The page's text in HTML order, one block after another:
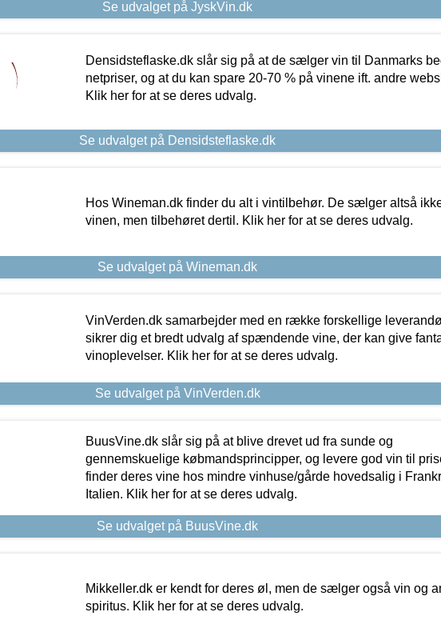
Se udvalget på JyskVin.dk
Densidsteflaske.dk slår sig på at de sælger vin til Danmarks
netpriser, og at du kan spare 20-70 % på vinene ift. andre
Klik her for at se deres udvalg.
Se udvalget på Densidsteflaske.dk
Hos Wineman.dk finder du alt i vintilbehør. De sælger altså
vinen, men tilbehøret dertil. Klik her for at se deres udvalg.
Se udvalget på Wineman.dk
VinVerden.dk samarbejder med en række forskellige
sikrer dig et bredt udvalg af spændende vine, der kan give
vinoplevelser. Klik her for at se deres udvalg.
Se udvalget på VinVerden.dk
BuusVine.dk slår sig på at blive drevet ud fra sunde og
gennemskuelige købmandsprincipper, og levere god vin til
finder deres vine hos mindre vinhuse/gårde hovedsalig i
Italien. Klik her for at se deres udvalg.
Se udvalget på BuusVine.dk
Mikkeller.dk er kendt for deres øl, men de sælger også vin og
spiritus. Klik her for at se deres udvalg.